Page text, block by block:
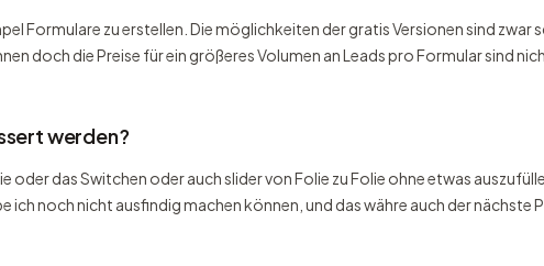
Formulare zu erstellen. Die möglichkeiten der gratis Versionen sind zwar
doch die Preise für ein größeres Volumen an Leads pro Formular sind
werden?
oder das Switchen oder auch slider von Folie zu Folie ohne etwas
ich noch nicht ausfindig machen können, und das währe auch der nächste